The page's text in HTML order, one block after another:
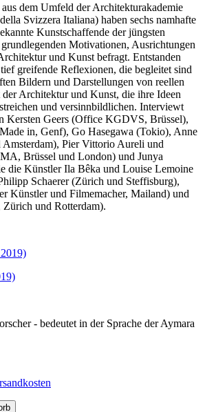
dem Umfeld der Architekturakademie
Svizzera Italiana) haben sechs namhafte
Kunstschaffende der jüngsten
Motivationen, Ausrichtungen
und Kunst befragt. Entstanden
greifende Reflexionen, die begleitet sind
Bildern und Darstellungen von reellen
der Architektur und Kunst, die ihre Ideen
und versinnbildlichen. Interviewt
Kersten Geers (Office KGDVS, Brüssel),
in, Genf), Go Hasegawa (Tokio), Anne
Pier Vittorio Aureli und
Brüssel und London) und Junya
die Künstler Ila Bêka und Louise Lemoine
Schaerer (Zürich und Steffisburg),
Künstler und Filmemacher, Mailand) und
und Rotterdam).
- bedeutet in der Sprache der Aymara